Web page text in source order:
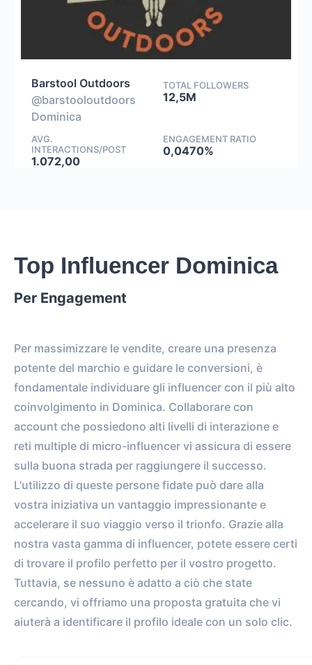
Barstool Outdoors
@barstooloutdoors
Dominica
TOTAL FOLLOWERS
12,5M
AVG.
INTERACTIONS/POST
1.072,00
ENGAGEMENT RATIO
0,0470%
Top Influencer Dominica
Per Engagement
Per massimizzare le vendite, creare una presenza
potente del marchio e guidare le conversioni, è
fondamentale individuare gli influencer con il più alto
coinvolgimento in Dominica. Collaborare con
account che possiedono alti livelli di interazione e
reti multiple di micro-influencer vi assicura di essere
sulla buona strada per raggiungere il successo.
L'utilizzo di queste persone fidate può dare alla
vostra iniziativa un vantaggio impressionante e
accelerare il suo viaggio verso il trionfo. Grazie alla
nostra vasta gamma di influencer, potete essere certi
di trovare il profilo perfetto per il vostro progetto.
Tuttavia, se nessuno è adatto a ciò che state
cercando, vi offriamo una proposta gratuita che vi
aiuterà a identificare il profilo ideale con un solo clic.